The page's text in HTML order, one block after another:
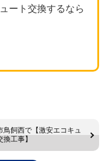
ート交換するなら
鳥飼西で【激安エコキュ
換工事】